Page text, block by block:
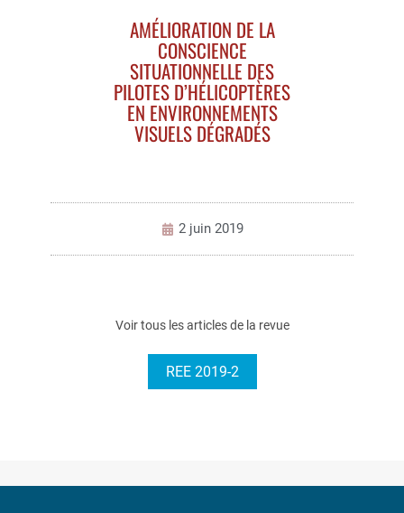
AMÉLIORATION DE LA
CONSCIENCE
SITUATIONNELLE DES
PILOTES D’HÉLICOPTÈRES
EN ENVIRONNEMENTS
VISUELS DÉGRADÉS
2 juin 2019
Voir tous les articles de la revue
REE 2019-2